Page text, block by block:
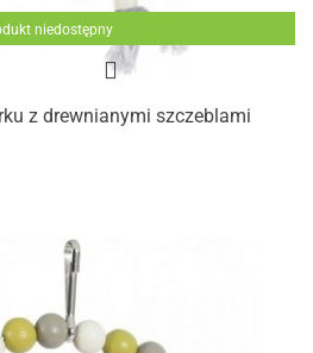
niedostępny
z drewnianymi szczeblami